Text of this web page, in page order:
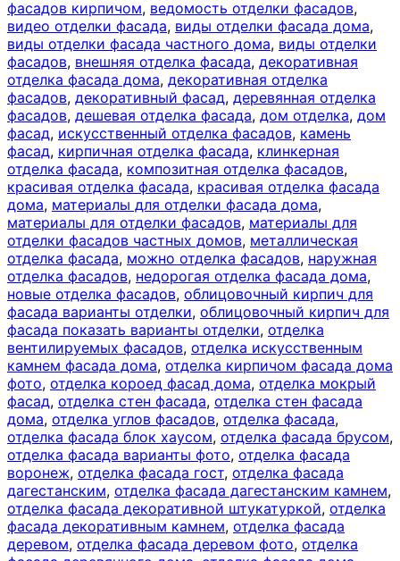
фасадов кирпичом, ведомость отделки фасадов,
видео отделки фасада, виды отделки фасада дома,
виды отделки фасада частного дома, виды отделки
фасадов, внешняя отделка фасада, декоративная
отделка фасада дома, декоративная отделка
фасадов, декоративный фасад, деревянная отделка
фасадов, дешевая отделка фасада, дом отделка, дом
фасад, искусственный отделка фасадов, камень
фасад, кирпичная отделка фасада, клинкерная
отделка фасада, композитная отделка фасадов,
красивая отделка фасада, красивая отделка фасада
дома, материалы для отделки фасада дома,
материалы для отделки фасадов, материалы для
отделки фасадов частных домов, металлическая
отделка фасада, можно отделка фасадов, наружная
отделка фасадов, недорогая отделка фасада дома,
новые отделка фасадов, облицовочный кирпич для
фасада варианты отделки, облицовочный кирпич для
фасада показать варианты отделки, отделка
вентилируемых фасадов, отделка искусственным
камнем фасада дома, отделка кирпичом фасада дома
фото, отделка короед фасад дома, отделка мокрый
фасад, отделка стен фасада, отделка стен фасада
дома, отделка углов фасадов, отделка фасада,
отделка фасада блок хаусом, отделка фасада брусом,
отделка фасада варианты фото, отделка фасада
воронеж, отделка фасада гост, отделка фасада
дагестанским, отделка фасада дагестанским камнем,
отделка фасада декоративной штукатуркой, отделка
фасада декоративным камнем, отделка фасада
деревом, отделка фасада деревом фото, отделка